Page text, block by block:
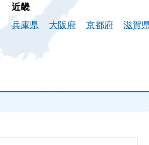
近畿
兵庫県
大阪府 京都府 滋賀